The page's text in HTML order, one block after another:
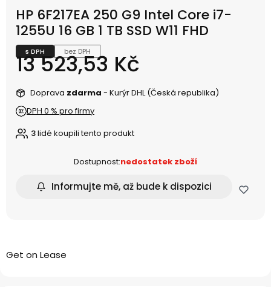
HP 6F217EA 250 G9 Intel Core i7-
1255U 16 GB 1 TB SSD W11 FHD
s DPH bez DPH
Cena
13 523,53 Kč
Doprava zdarma - Kurýr DHL (Česká republika)
DPH 0 % pro firmy
3lidé koupili tento produkt
Dostupnost:nedostatek zboží
Informujte mě, až bude k dispozici
Get on Lease